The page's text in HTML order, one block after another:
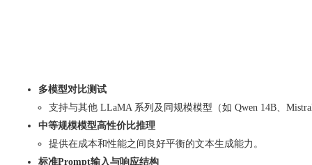
多模型对比测试
支持与其他 LLaMA 系列及同规模模型（如 Qwen 14B、
中等规模模型高性价比推理
提供在成本和性能之间良好平衡的文本生成能力。
标准Prompt输入与响应结构